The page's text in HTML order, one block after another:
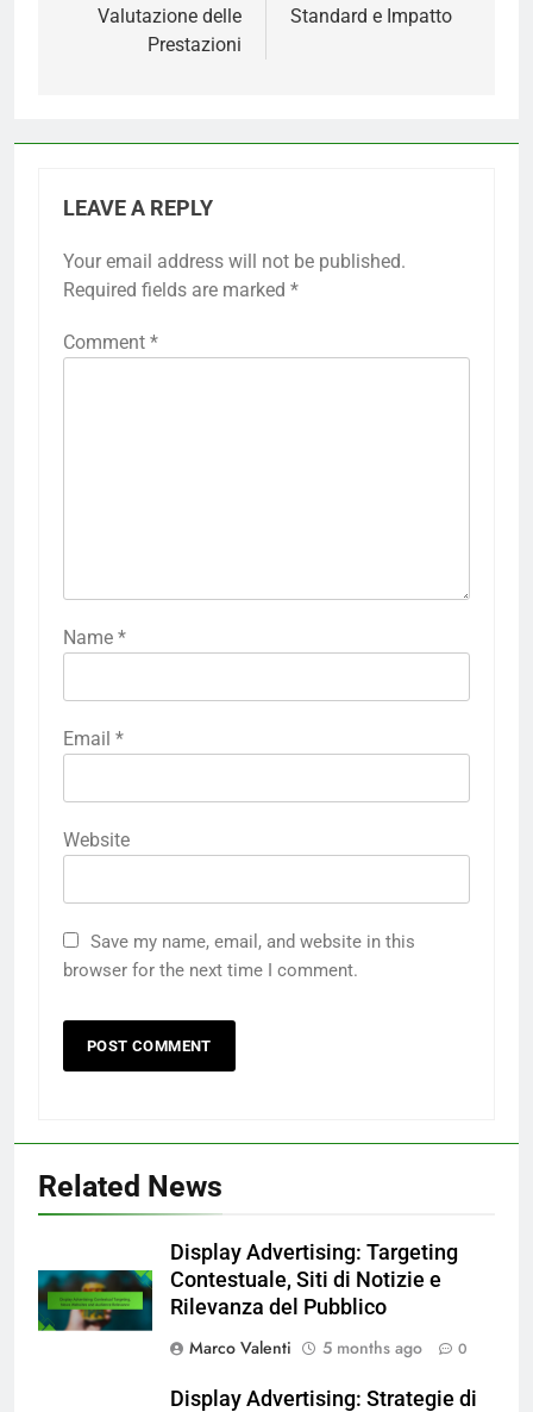
Valutazione delle
Prestazioni
Standard e Impatto
LEAVE A REPLY
Your email address will not be published.
Required fields are marked *
Comment *
Name *
Email *
Website
Save my name, email, and website in this
browser for the next time I comment.
Related News
Display Advertising: Targeting
Contestuale, Siti di Notizie e
Rilevanza del Pubblico
Marco Valenti
5 months ago 0
Display Advertising: Strategie di